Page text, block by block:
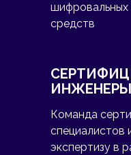
шифровальных
средств
ИНЖЕНЕРЫ
Команда
специалистов
экспертизу в